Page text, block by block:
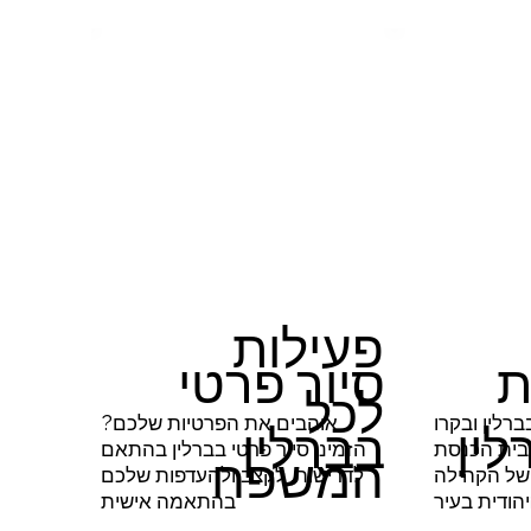
פעילות
לכל
המשפח
סיור פרטי
בברלין
אוהבים את הפרטיות שלכם?
הזמינו סיור פרטי בברלין בהתאם
לדרישות, לקצב ולהעדפות שלכם
בהתאמה אישית
ובקרו
הכנסת
הקהילה
בעיר